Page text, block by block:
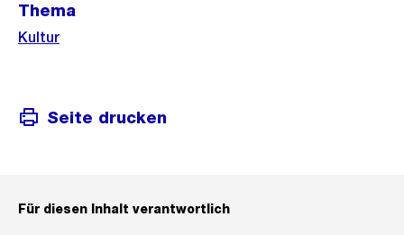
Thema
Kultur
Seite drucken
Für diesen Inhalt verantwortlich